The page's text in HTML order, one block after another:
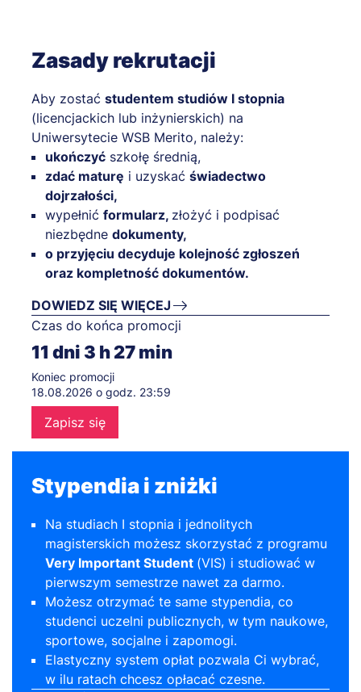
Zasady rekrutacji
Aby zostać studentem studiów I stopnia
(licencjackich lub inżynierskich) na
Uniwersytecie WSB Merito, należy:
ukończyć szkołę średnią,
zdać maturę i uzyskać świadectwo
dojrzałości,
wypełnić formularz, złożyć i podpisać
niezbędne dokumenty,
o przyjęciu decyduje kolejność zgłoszeń
oraz kompletność dokumentów.
DOWIEDZ SIĘ WIĘCEJ
Czas do końca promocji
11 dni 3 h27min
Koniec promocji
18.08.2026 o godz. 23:59
Zapisz się
Stypendia i zniżki
Na studiach I stopnia i jednolitych
magisterskich możesz skorzystać z programu
Very Important Student (VIS) i studiować w
pierwszym semestrze nawet za darmo.
Możesz otrzymać te same stypendia, co
studenci uczelni publicznych, w tym naukowe,
sportowe, socjalne i zapomogi.
Elastyczny system opłat pozwala Ci wybrać,
w ilu ratach chcesz opłacać czesne.